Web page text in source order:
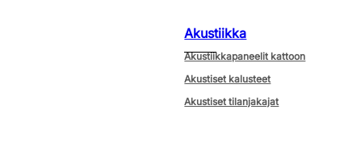
Akustiikka
Akustiikkapaneelit kattoon
Akustiset kalusteet
Akustiset tilanjakajat